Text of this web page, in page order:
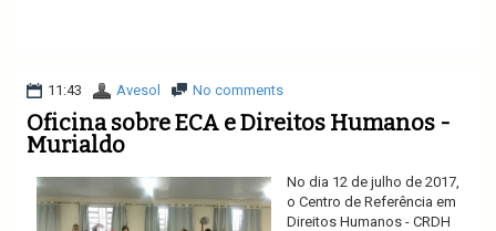
11:43 Avesol No comments
Oficina sobre ECA e Direitos Humanos -
Murialdo
No dia 12 de julho de 2017,
o Centro de Referência em
Direitos Humanos - CRDH